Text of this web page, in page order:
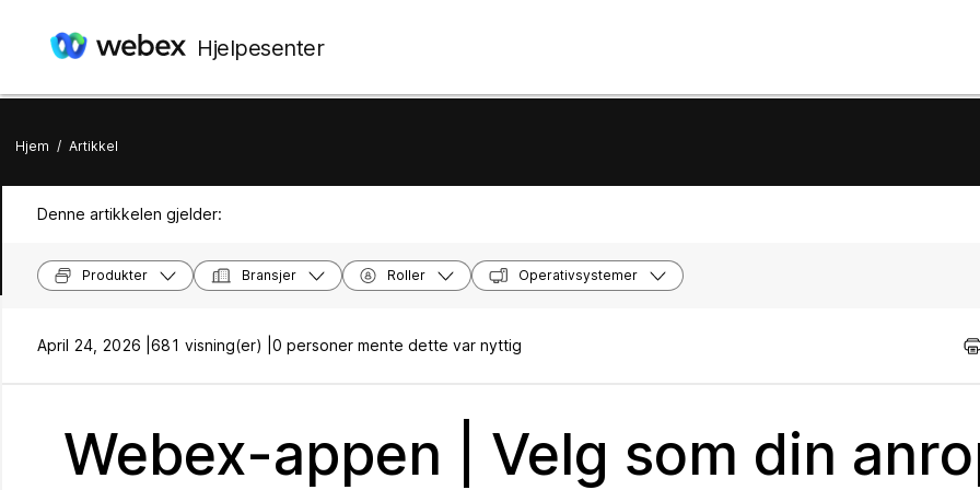
Hjelpesenter
Hjem / Artikkel
Denne artikkelen gjelder:
Produkter Bransjer Roller Operativsystemer
April 24, 2026 | 681 visning(er) | 0 personer mente dette var nyttig
Webex-appen | Velg som din